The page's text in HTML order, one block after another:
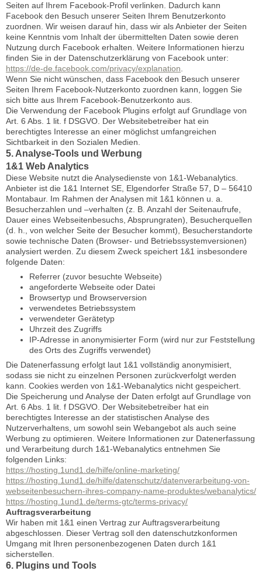
Seiten auf Ihrem Facebook-Profil verlinken. Dadurch kann
Facebook den Besuch unserer Seiten Ihrem Benutzerkonto
zuordnen. Wir weisen darauf hin, dass wir als Anbieter der Seiten
keine Kenntnis vom Inhalt der übermittelten Daten sowie deren
Nutzung durch Facebook erhalten. Weitere Informationen hierzu
finden Sie in der Datenschutzerklärung von Facebook unter:
https://de-de.facebook.com/privacy/explanation
Wenn Sie nicht wünschen, dass Facebook den Besuch unserer
Seiten Ihrem Facebook-Nutzerkonto zuordnen kann, loggen Sie
sich bitte aus Ihrem Facebook-Benutzerkonto aus.
Die Verwendung der Facebook Plugins erfolgt auf Grundlage von
Art. 6 Abs. 1 lit. f DSGVO. Der Websitebetreiber hat ein
berechtigtes Interesse an einer möglichst umfangreichen
Sichtbarkeit in den Sozialen Medien.
5. Analyse-Tools und Werbung
1&1 Web Analytics
Diese Website nutzt die Analysedienste von 1&1-Webanalytics.
Anbieter ist die 1&1 Internet SE, Elgendorfer Straße 57, D – 56410
Montabaur. Im Rahmen der Analysen mit 1&1 können u. a.
Besucherzahlen und –verhalten (z. B. Anzahl der Seitenaufrufe,
Dauer eines Webseitenbesuchs, Absprungraten), Besucherquellen
(d. h., von welcher Seite der Besucher kommt), Besucherstandorte
sowie technische Daten (Browser- und Betriebssystemversionen)
analysiert werden. Zu diesem Zweck speichert 1&1 insbesondere
folgende Daten:
Referrer (zuvor besuchte Webseite)
angeforderte Webseite oder Datei
Browsertyp und Browserversion
verwendetes Betriebssystem
verwendeter Gerätetyp
Uhrzeit des Zugriffs
IP-Adresse in anonymisierter Form (wird nur zur Feststellung
des Orts des Zugriffs verwendet)
Die Datenerfassung erfolgt laut 1&1 vollständig anonymisiert,
sodass sie nicht zu einzelnen Personen zurückverfolgt werden
kann. Cookies werden von 1&1-Webanalytics nicht gespeichert.
Die Speicherung und Analyse der Daten erfolgt auf Grundlage von
Art. 6 Abs. 1 lit. f DSGVO. Der Websitebetreiber hat ein
berechtigtes Interesse an der statistischen Analyse des
Nutzerverhaltens, um sowohl sein Webangebot als auch seine
Werbung zu optimieren. Weitere Informationen zur Datenerfassung
und Verarbeitung durch 1&1-Webanalytics entnehmen Sie
folgenden Links:
https://hosting.1und1.de/hilfe/online-marketing/
https://hosting.1und1.de/hilfe/datenschutz/datenverarbeitung-von-
webseitenbesuchern-ihres-company-name-produktes/webanalytics/
https://hosting.1und1.de/terms-gtc/terms-privacy/
Auftragsverarbeitung
Wir haben mit 1&1 einen Vertrag zur Auftragsverarbeitung
abgeschlossen. Dieser Vertrag soll den datenschutzkonformen
Umgang mit Ihren personenbezogenen Daten durch 1&1
sicherstellen.
6. Plugins und Tools